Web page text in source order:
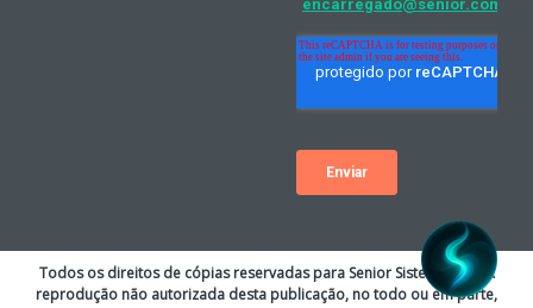
Todos os direitos de cópias reservadas para Senior Sistemas S.A. A
reprodução não autorizada desta publicação, no todo ou em parte,